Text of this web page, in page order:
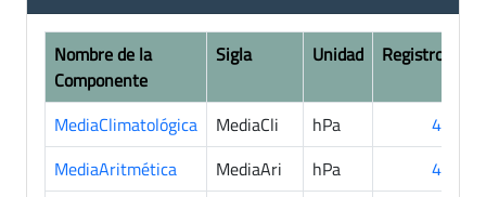
Nombre de la
Componente
Sigla Unidad Registros
MediaClimatológica MediaCli hPa
40
MediaAritmética
MediaAri hPa
45